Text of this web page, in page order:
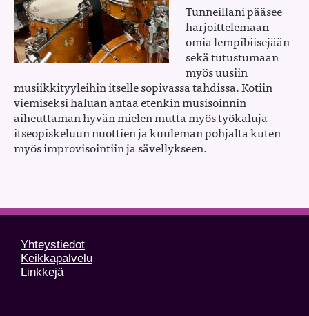
Tunneillani pääsee
harjoittelemaan
omia lempibiisejään
sekä tutustumaan
myös uusiin
musiikkityyleihin itselle sopivassa tahdissa. Kotiin
viemiseksi haluan antaa etenkin musisoinnin
aiheuttaman hyvän mielen mutta myös työkaluja
itseopiskeluun nuottien ja kuuleman pohjalta kuten
myös improvisointiin ja sävellykseen.
Yhteystiedot
Keikkapalvelu
Linkkejä